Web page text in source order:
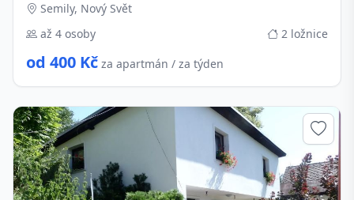
Semily, Nový Svět
až 4 osoby
2 ložnice
od 400 Kč za apartmán / za týden